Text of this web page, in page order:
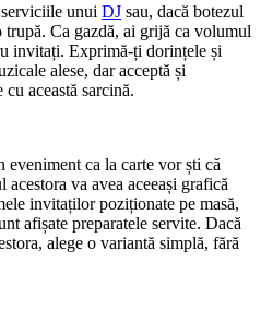
unui DJ sau, dacă botezul
trupă. Ca gazdă, ai grijă ca volumul
invitați. Exprimă-ți dorințele și
alese, dar acceptă și
această sarcină.
eveniment ca la carte vor ști că
va avea aceeași grafică
invitaților poziționate pe masă,
afișate preparatele servite. Dacă
alege o variantă simplă, fără